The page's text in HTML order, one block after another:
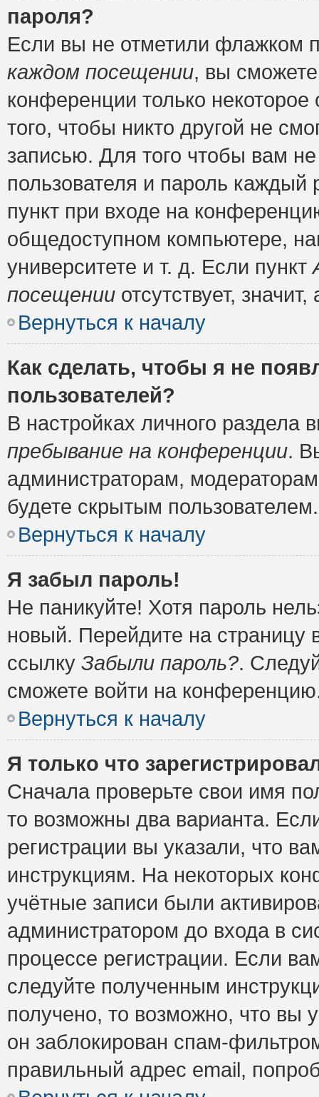
пароля?
Если вы не отметили флажком
каждом посещении, вы
конференции только
того, чтобы никто другой не
записью. Для того чтобы вам
пользователя и пароль
пункт при входе на
общедоступном компьютере,
университете и т. д. Если пункт
посещении отсутствует,
Вернуться к началу
Как сделать, чтобы я не
пользователей?
В настройках личного
пребывание на конференции.
администраторам,
будете скрытым пользователем.
Вернуться к началу
Я забыл пароль!
Не паникуйте! Хотя пароль
новый. Перейдите на
ссылку Забыли пароль?.
сможете войти на
Вернуться к началу
Я только что
Сначала проверьте свои имя
то возможны два варианта.
регистрации вы указали, что
инструкциям. На некоторых
учётные записи были
администратором до входа в
процессе регистрации. Если
следуйте полученным
получено, то возможно, что вы
он заблокирован спам-
правильный адрес email,